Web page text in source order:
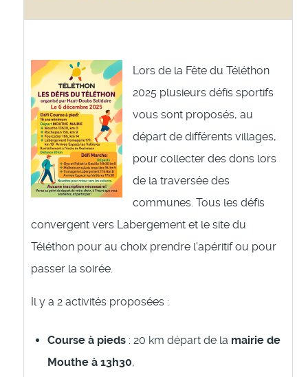
Lors de la Fête du Téléthon
2025 plusieurs défis sportifs
vous sont proposés, au
départ de différents villages,
pour collecter des dons lors
de la traversée des
communes. Tous les défis
convergent vers Labergement et le site du
Téléthon pour au choix prendre l'apéritif ou pour
passer la soirée.
Il y a 2 activités proposées :
Course à pieds : 20 km départ de la mairie de
Mouthe à 13h30,